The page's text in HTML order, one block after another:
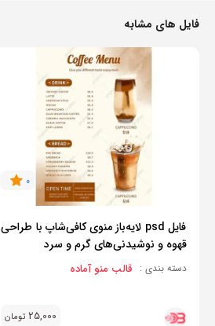
فایل های مشابه
0
فایل psd لایه‌باز منوی کافی‌شاپ با طراحی
قهوه و نوشیدنی‌های گرم و سرد
دسته بندی : قالب منو آماده
25,000 تومان